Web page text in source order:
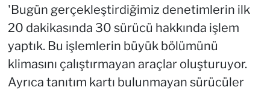
'Bugün gerçekleştirdiğimiz denetimlerin ilk
20 dakikasında 30 sürücü hakkında işlem
yaptık. Bu işlemlerin büyük bölümünü
klimasını çalıştırmayan araçlar oluşturuyor.
Ayrıca tanıtım kartı bulunmayan sürücüler